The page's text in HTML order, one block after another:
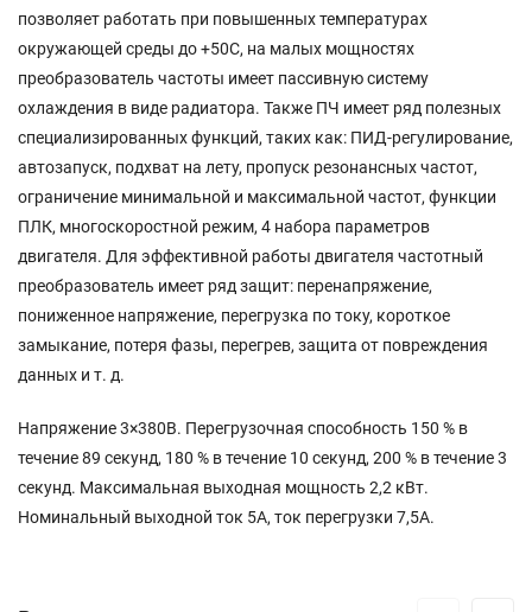
позволяет работать при повышенных температурах
окружающей среды до +50С, на малых мощностях
преобразователь частоты имеет пассивную систему
охлаждения в виде радиатора. Также ПЧ имеет ряд полезных
специализированных функций, таких как: ПИД-регулирование,
автозапуск, подхват на лету, пропуск резонансных частот,
ограничение минимальной и максимальной частот, функции
ПЛК, многоскоростной режим, 4 набора параметров
двигателя. Для эффективной работы двигателя частотный
преобразователь имеет ряд защит: перенапряжение,
пониженное напряжение, перегрузка по току, короткое
замыкание, потеря фазы, перегрев, защита от повреждения
данных и т. д.
Напряжение 3×380В. Перегрузочная способность 150 % в
течение 89 секунд, 180 % в течение 10 секунд, 200 % в течение 3
секунд. Максимальная выходная мощность 2,2 кВт.
Номинальный выходной ток 5А, ток перегрузки 7,5A.